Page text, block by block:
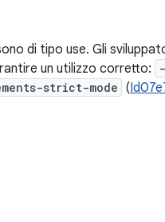
di tipo use. Gli
un utilizzo corretto:
-
strict-mode (